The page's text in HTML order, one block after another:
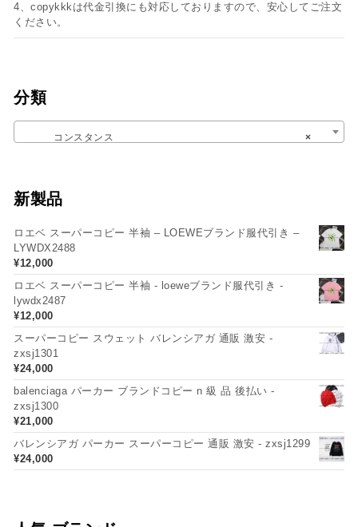
4、copykkkは代金引換にも対応しておりますので、安心してご注文
ください。
分類
×
コンスタンス
新製品
ロエベ スーパーコピー 半袖 – LOEWEブランド服代引き –
LYWDX2488
¥12,000
ロエベ スーパーコピー 半袖 - loeweブランド服代引き -
lywdx2487
¥12,000
スーパーコピー スウェット バレンシアガ 通販 激安 -
zxsj1301
¥24,000
balenciaga パーカー ブランドコピー n 級 品 後払い -
zxsj1300
¥21,000
バレンシアガ パーカー スーパーコピー 通販 激安 - zxsj1299
¥24,000